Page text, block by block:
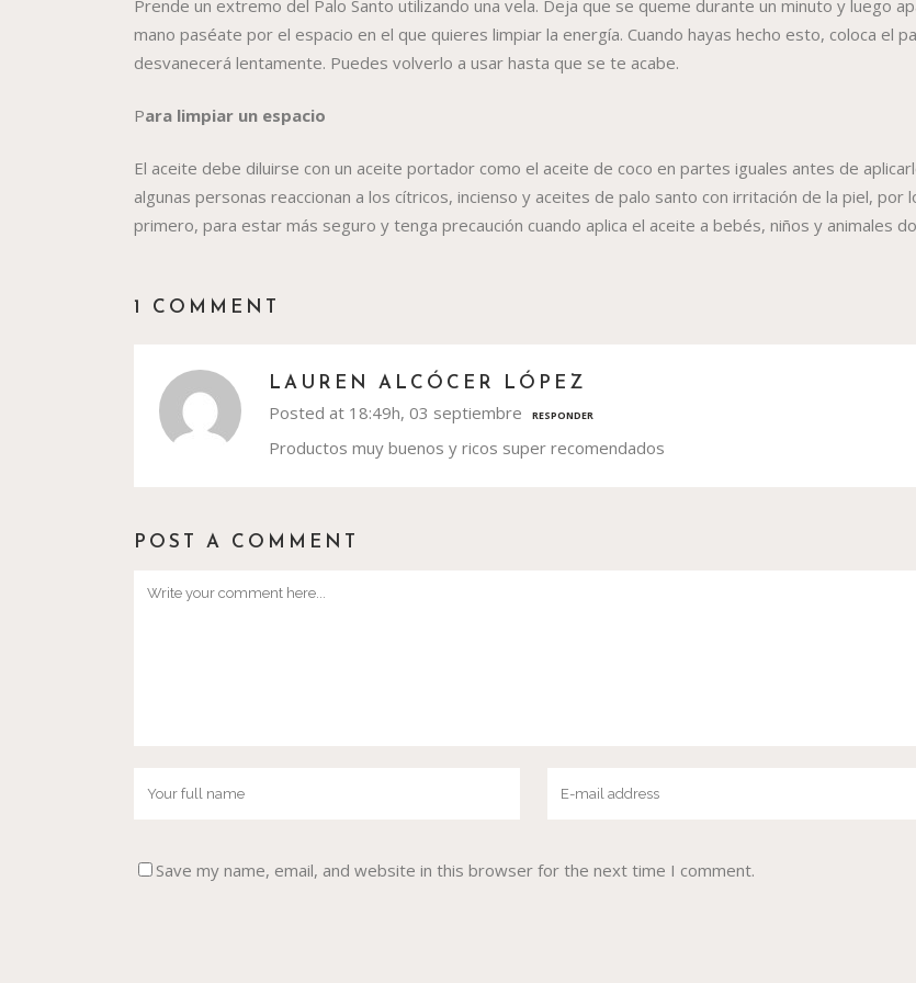
Prende un extremo del Palo Santo utilizando una vela. Deja que se queme durante un minuto y luego
mano paséate por el espacio en el que quieres limpiar la energía. Cuando hayas hecho esto, coloca el
desvanecerá lentamente. Puedes volverlo a usar hasta que se te acabe.
Para limpiar un espacio
El aceite debe diluirse con un aceite portador como el aceite de coco en partes iguales antes de
algunas personas reaccionan a los cítricos, incienso y aceites de palo santo con irritación de la piel, por
primero, para estar más seguro y tenga precaución cuando aplica el aceite a bebés, niños y animales
1 COMMENT
LAUREN ALCÓCER LÓPEZ
Posted at 18:49h, 03 septiembre RESPONDER
Productos muy buenos y ricos super recomendados
POST A COMMENT
Save my name, email, and website in this browser for the next time I comment.